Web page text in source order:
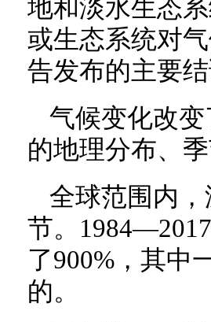
地和淡水生态
或生态系统对
告发布的主要结
气候变化改
的地理分布、
全球范围内
节。
了900%，其中
的。